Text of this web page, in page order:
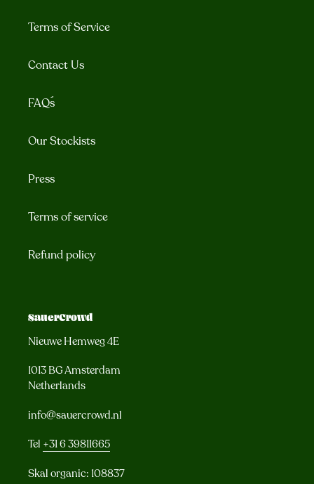
Terms of Service
Contact Us
FAQ´s
Our Stockists
Press
Terms of service
Refund policy
SauerCrowd
Nieuwe Hemweg 4E
1013 BG Amsterdam
Netherlands
info@sauercrowd.nl
Tel +31 6 39811665
Skal organic: 108837